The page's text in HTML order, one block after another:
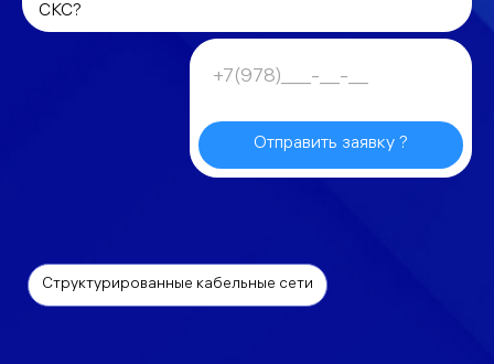
СКС?
Отправить заявку ?
Структурированные кабельные сети